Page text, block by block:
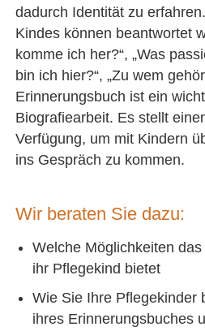
dadurch Identität zu
Kindes können beantwortet
komme ich her?“, „Was
bin ich hier?“, „Zu wem
Erinnerungsbuch ist ein
Biografiearbeit. Es stellt
Verfügung, um mit Kindern
ins Gespräch zu kommen.
Wir beraten Sie dazu:
Welche Möglichkeiten
ihr Pflegekind bietet
Wie Sie Ihre Pflegekinder
ihres Erinnerungsbuches